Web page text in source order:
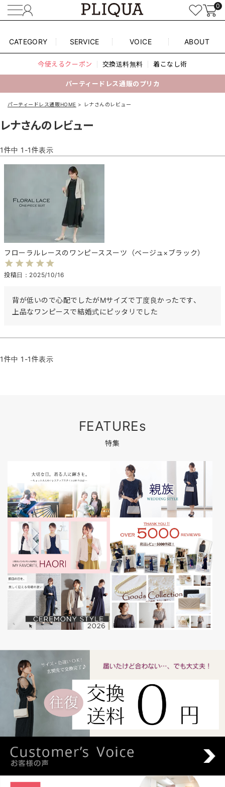
0
CATEGORY SERVICE VOICE ABOUT
今使えるクーポン 交換送料無料 着こなし術
パーティードレス通販のプリカ
パーティードレス通販HOME レナさんのレビュー
レナさんのレビュー
1件中 1 -1件表示
フローラルレースのワンピーススーツ（ベージュ×ブラック）
投稿日 2025/10/16
背が低いので心配でしたがMサイズで丁度良かったです、
上品なワンピースで結婚式にピッタリでした
1件中 1 -1件表示
FEATUREs
特集